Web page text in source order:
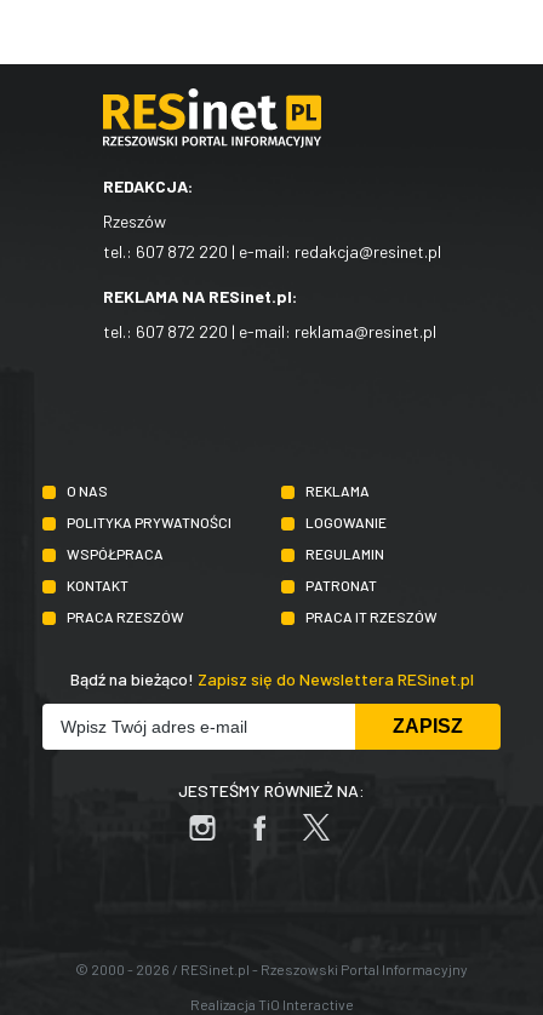
REDAKCJA:
Rzeszów
tel.: 607 872 220 | e-mail: redakcja@resinet.pl
REKLAMA NA RESinet.pl:
tel.: 607 872 220 | e-mail: reklama@resinet.pl
O NAS
REKLAMA
POLITYKA PRYWATNOŚCI
LOGOWANIE
WSPÓŁPRACA
REGULAMIN
KONTAKT
PATRONAT
PRACA RZESZÓW
PRACA IT RZESZÓW
Bądź na bieżąco! Zapisz się do Newslettera RESinet.pl
JESTEŚMY RÓWNIEŻ NA:
© 2000 - 2026 / RESinet.pl - Rzeszowski Portal Informacyjny
Realizacja TiO Interactive